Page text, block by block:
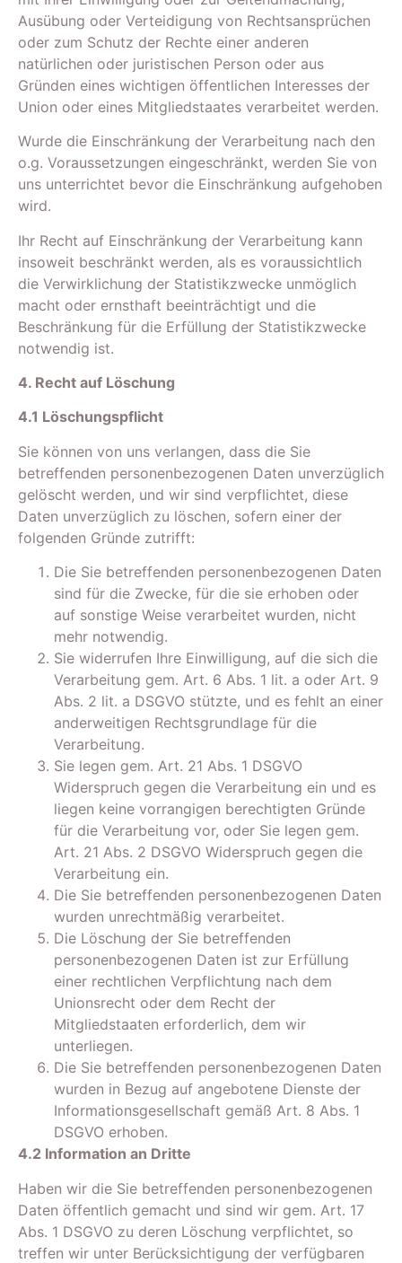
Ausübung oder Verteidigung von Rechtsansprüchen
oder zum Schutz der Rechte einer anderen
natürlichen oder juristischen Person oder aus
Gründen eines wichtigen öffentlichen Interesses der
Union oder eines Mitgliedstaates verarbeitet werden.
Wurde die Einschränkung der Verarbeitung nach den
o.g. Voraussetzungen eingeschränkt, werden Sie von
uns unterrichtet bevor die Einschränkung aufgehoben
wird.
Ihr Recht auf Einschränkung der Verarbeitung kann
insoweit beschränkt werden, als es voraussichtlich
die Verwirklichung der Statistikzwecke unmöglich
macht oder ernsthaft beeinträchtigt und die
Beschränkung für die Erfüllung der Statistikzwecke
notwendig ist.
4. Recht auf Löschung
4.1 Löschungspflicht
Sie können von uns verlangen, dass die Sie
betreffenden personenbezogenen Daten unverzüglich
gelöscht werden, und wir sind verpflichtet, diese
Daten unverzüglich zu löschen, sofern einer der
folgenden Gründe zutrifft:
Die Sie betreffenden personenbezogenen Daten
sind für die Zwecke, für die sie erhoben oder
auf sonstige Weise verarbeitet wurden, nicht
mehr notwendig.
Sie widerrufen Ihre Einwilligung, auf die sich die
Verarbeitung gem. Art. 6 Abs. 1 lit. a oder Art. 9
Abs. 2 lit. a DSGVO stützte, und es fehlt an einer
anderweitigen Rechtsgrundlage für die
Verarbeitung.
Sie legen gem. Art. 21 Abs. 1 DSGVO
Widerspruch gegen die Verarbeitung ein und es
liegen keine vorrangigen berechtigten Gründe
für die Verarbeitung vor, oder Sie legen gem.
Art. 21 Abs. 2 DSGVO Widerspruch gegen die
Verarbeitung ein.
Die Sie betreffenden personenbezogenen Daten
wurden unrechtmäßig verarbeitet.
Die Löschung der Sie betreffenden
personenbezogenen Daten ist zur Erfüllung
einer rechtlichen Verpflichtung nach dem
Unionsrecht oder dem Recht der
Mitgliedstaaten erforderlich, dem wir
unterliegen.
Die Sie betreffenden personenbezogenen Daten
wurden in Bezug auf angebotene Dienste der
Informationsgesellschaft gemäß Art. 8 Abs. 1
DSGVO erhoben.
4.2 Information an Dritte
Haben wir die Sie betreffenden personenbezogenen
Daten öffentlich gemacht und sind wir gem. Art. 17
Abs. 1 DSGVO zu deren Löschung verpflichtet, so
treffen wir unter Berücksichtigung der verfügbaren